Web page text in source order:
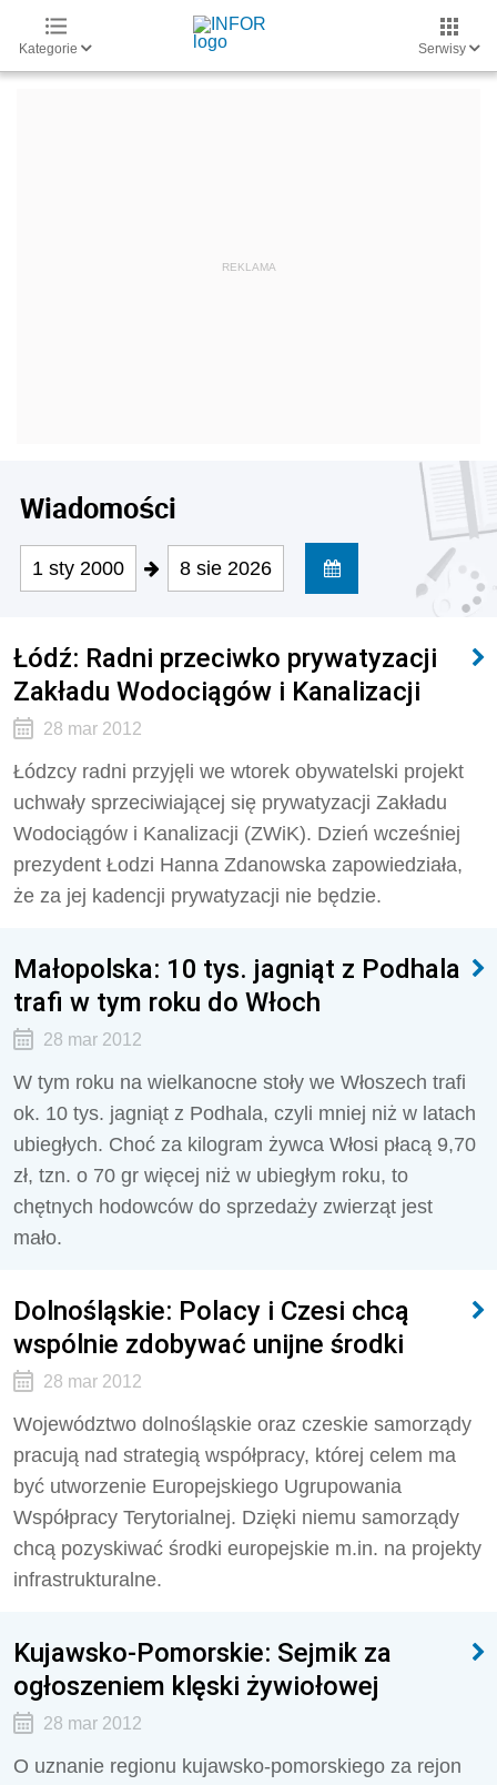
Kategorie Serwisy
Wiadomości
1 sty 2000 8 sie 2026
Łódź: Radni przeciwko prywatyzacji
Zakładu Wodociągów i Kanalizacji
28 mar 2012
Łódzcy radni przyjęli we wtorek obywatelski projekt
uchwały sprzeciwiającej się prywatyzacji Zakładu
Wodociągów i Kanalizacji (ZWiK). Dzień wcześniej
prezydent Łodzi Hanna Zdanowska zapowiedziała,
że za jej kadencji prywatyzacji nie będzie.
Małopolska: 10 tys. jagniąt z Podhala
trafi w tym roku do Włoch
28 mar 2012
W tym roku na wielkanocne stoły we Włoszech trafi
ok. 10 tys. jagniąt z Podhala, czyli mniej niż w latach
ubiegłych. Choć za kilogram żywca Włosi płacą 9,70
zł, tzn. o 70 gr więcej niż w ubiegłym roku, to
chętnych hodowców do sprzedaży zwierząt jest
mało.
Dolnośląskie: Polacy i Czesi chcą
wspólnie zdobywać unijne środki
28 mar 2012
Województwo dolnośląskie oraz czeskie samorządy
pracują nad strategią współpracy, której celem ma
być utworzenie Europejskiego Ugrupowania
Współpracy Terytorialnej. Dzięki niemu samorządy
chcą pozyskiwać środki europejskie m.in. na projekty
infrastrukturalne.
Kujawsko-Pomorskie: Sejmik za
ogłoszeniem klęski żywiołowej
28 mar 2012
O uznanie regionu kujawsko-pomorskiego za rejon